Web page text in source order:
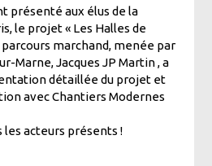
présenté aux élus de la
le projet « Les Halles de
marchand, menée par
Marne, Jacques JP Martin , a
détaillée du projet et
avec Chantiers Modernes
les acteurs présents !